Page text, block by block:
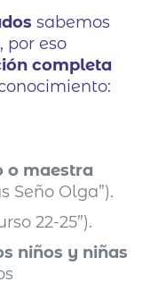
sabemos
por eso
completa
o maestra
Seño Olga”).
22-25”).
niños y niñas